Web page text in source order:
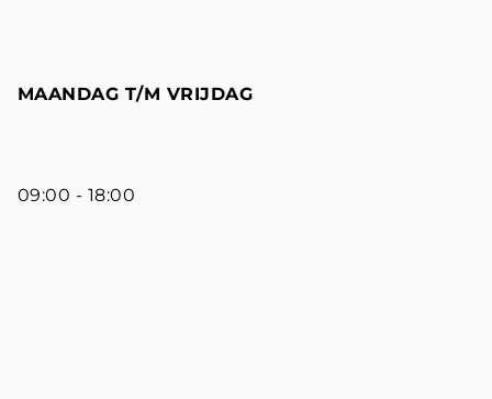
MAANDAG T/M VRIJDAG
09:00 - 18:00